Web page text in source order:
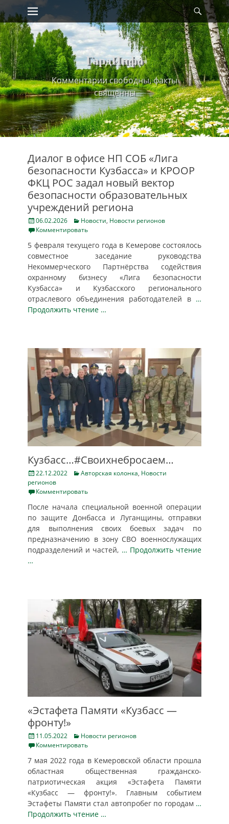
Skip
to
content
Primary Menu
ГардИнфо
Комментарии свободны, факты
священны
Диалог в офисе НП СОБ «Лига
безопасности Кузбасса» и КРООР
ФКЦ РОС задал новый вектор
безопасности образовательных
учреждений региона
Posted
on
06.02.2026 Categories
Новости, Новости регионов
Комментировать
5 февраля текущего года в Кемерове состоялось
совместное заседание руководства
Некоммерческого Партнёрства содействия
охранному бизнесу «Лига безопасности
Кузбасса» и Кузбасского регионального
отраслевого объединения работодателей в …
Продолжить чтение …
Кузбасс…#Своихнебросаем…
Posted
on
22.12.2022 Categories
Авторская колонка, Новости
регионов
Комментировать
После начала специальной военной операции
по защите Донбасса и Луганщины, отправки
для выполнения своих боевых задач по
предназначению в зону СВО военнослужащих
подразделений и частей, … Продолжить чтение
…
«Эстафета Памяти «Кузбасс —
фронту!»
Posted
on
11.05.2022 Categories
Новости регионов
Комментировать
7 мая 2022 года в Кемеровской области прошла
областная общественная гражданско-
патриотическая акция «Эстафета Памяти
«Кузбасс — фронту!». Главным событием
Эстафеты Памяти стал автопробег по городам …
Продолжить чтение …